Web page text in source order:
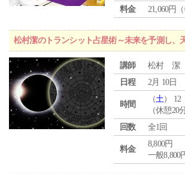
料金
21,060円
松村潔のトランシット占星術～未来を予測し、
講師
松村 潔
日程
2月 10日
時間
（土） 12
（休憩20
回数
全1回
料金
8,800円
一般8,800